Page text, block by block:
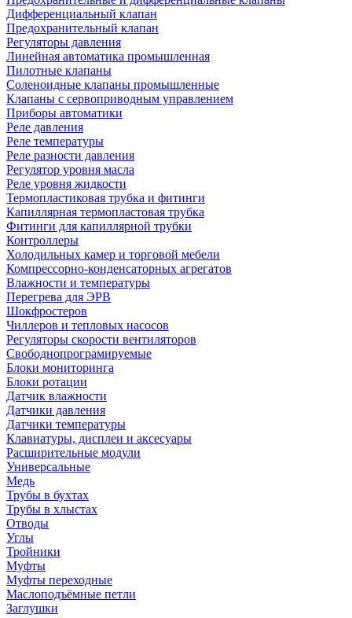
Дифференциальный клапан
Предохранительный клапан
Регуляторы давления
Линейная автоматика промышленная
Пилотные клапаны
Соленоидные клапаны промышленные
Клапаны с сервоприводным управлением
Приборы автоматики
Реле давления
Реле температуры
Реле разности давления
Регулятор уровня масла
Реле уровня жидкости
Термопластиковая трубка и фитинги
Капиллярная термопластовая трубка
Фитинги для капиллярной трубки
Контроллеры
Холодильных камер и торговой мебели
Компрессорно-конденсаторных агрегатов
Влажности и температуры
Перегрева для ЭРВ
Шокфростеров
Чиллеров и тепловых насосов
Регуляторы скорости вентиляторов
Свободнопрограмируемые
Блоки мониторинга
Блоки ротации
Датчик влажности
Датчики давления
Датчики температуры
Клавиатуры, дисплеи и аксесуары
Расширительные модули
Универсальные
Медь
Трубы в бухтах
Трубы в хлыстах
Отводы
Углы
Тройники
Муфты
Муфты переходные
Маслоподъёмные петли
Заглушки